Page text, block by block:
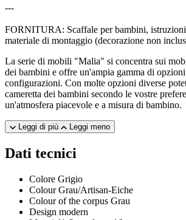
---
FORNITURA: Scaffale per bambini,
materiale di montaggio (decorazione non
La serie di mobili "Malia" si concentra sui
dei bambini e offre un'ampia gamma di
configurazioni. Con molte opzioni diverse
cameretta dei bambini secondo le vostre
un'atmosfera piacevole e a misura di bambino.
Leggi di più Leggi meno
Dati tecnici
Colore Grigio
Colour Grau/Artisan-Eiche
Colour of the corpus Grau
Design modern